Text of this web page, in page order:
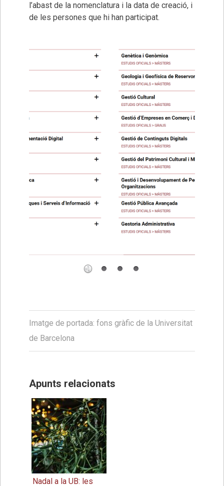
l’abast de la nomenclatura i la data de creació, i
de les persones que hi han participat.
Imatge de portada: fons gràfic de la Universitat
de Barcelona
Apunts relacionats
Nadal a la UB: les